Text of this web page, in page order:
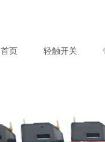
首页 轻触开关